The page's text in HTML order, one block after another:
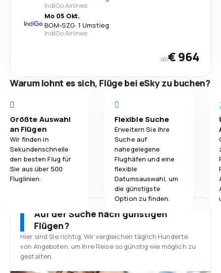
IndiGo Airlines
Mo 05 Okt.
BOM-SZG· 1 Umstieg
IndiGo Airlines
ab€ 964
Warum lohnt es sich, Flüge bei eSky zu buchen?
Größte Auswahl
an Flügen
Wir finden in
Sekundenschnelle
den besten Flug für
Sie aus über 500
Fluglinien.
Flexible Suche
Erweitern Sie Ihre
Suche auf
nahegelegene
Flughäfen und eine
flexible
Datumsauswahl, um
die günstigste
Option zu finden.
Auf der Suche nach günstigen
Flügen?
Hier sind Sie richtig. Wir vergleichen täglich Hunderte
von Angeboten, um Ihre Reise so günstig wie möglich zu
gestalten.